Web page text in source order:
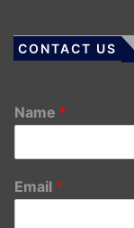
CONTACT US
Name *
Email *